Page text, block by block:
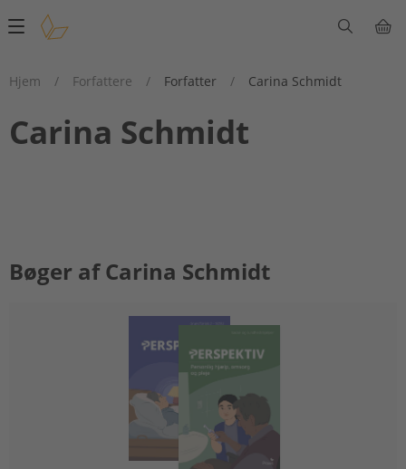
Main
Hjem
/ Forfattere / Forfatter / Carina Schmidt
Carina Schmidt
Bøger af Carina Schmidt